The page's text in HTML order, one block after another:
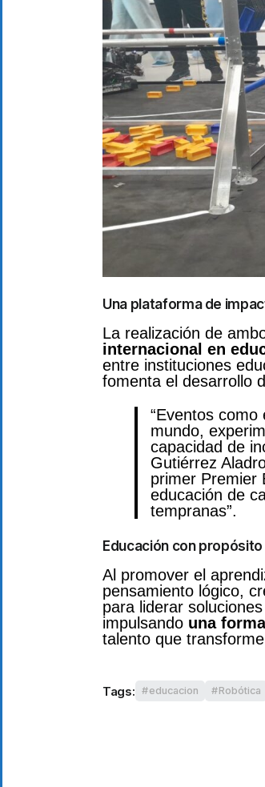
Una plataforma de
La realización de
internacional en
entre instituciones
fomenta el desarrollo
“Eventos
mundo,
capacidad de
Gutiérrez
primer Premier
educación de
tempranas”.
Educación con propósito
Al promover el
pensamiento lógico,
para liderar
impulsando una
talento que
Tags: educacion Robótica